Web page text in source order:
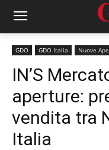
GDO GDO Italia Nuove
IN’S
aperture:
vendita tra
Italia